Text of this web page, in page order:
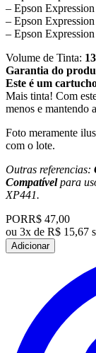
– Epson
– Epson
– Epson
Volume de Tinta:
Garantia do
Este é um
Mais tinta! Com
menos e mantendo
Foto meramente
com o lote.
Outras referencias:
Compatível para
XP441.
PORR$ 47,00
ou 3x de R$ 15,67
Adicionar